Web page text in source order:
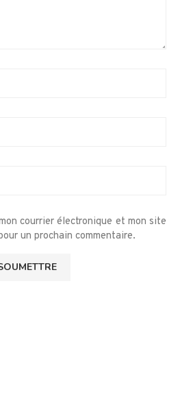
courrier électronique et mon site
un prochain commentaire.